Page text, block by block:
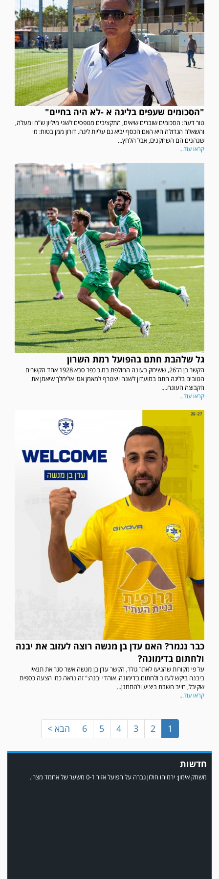
"הסכומים שעפים בליגה א -לא היה בחיים"
טור דעה: הסכומים שוברים שיאים, התקציבים מטפסים לשני מיליון ש”ח ומעלה,
והשאלה הגדולה היא האם הכסף יביא גם עליות ליגה. דורון ממן בטוח: מי
שנהנים הם השחקנים, אבל הלחץ...
קראו עוד...
גל שלהבת חתם בהפועל רמת השרון
הקשר בן ה־26, ששיחק בעונה החולפת במ.כ כפר סבא 1928 אחד הקשרים
הטובים בליגה חתם במועדון לשנה ויצטרף למאמן אסי אלימלך שיאמן את
הקבוצה העונה....
קראו עוד...
כבר נגמר? האם עדן בן מנשה רוצה לעזוב את יבנה
ולחתום בדימונה?
על פי מקורות שהגיעו לאתר גולר, הקשר עדן בן מנשה אשר סגר את תנאיו
ביבנה ביקש לעזוב ולחתום בדימונה. אוהדי יבנה:" זה נראה כמו הצעה כספית
שקיבל, חייב חשבת ביציע ולהתחנן...
קראו עוד...
1
2
3
4
5
6 הבא >
חדשות
במשחק אימון שהתקיים הבוקר יום ה' ניצחה קרית מלאכי את עירוני אשדוד 5-0.
משחק אימון: ירמיהו חולון גברה על הפועל אזור 0-1 משער של אחמד מצרי.